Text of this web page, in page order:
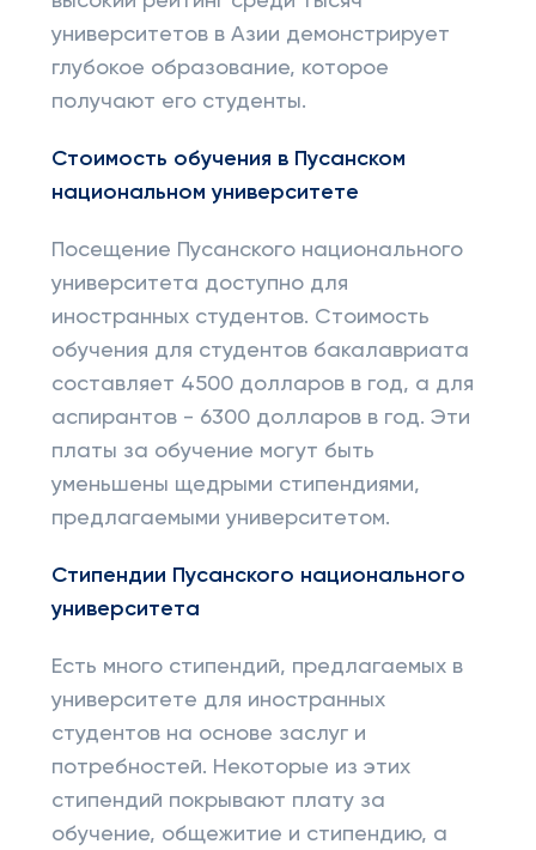
университетов в Азии демонстрирует
глубокое образование, которое
получают его студенты.
Стоимость обучения в Пусанском
национальном университете
Посещение Пусанского национального
университета доступно для
иностранных студентов. Стоимость
обучения для студентов бакалавриата
составляет 4500 долларов в год, а для
аспирантов - 6300 долларов в год. Эти
платы за обучение могут быть
уменьшены щедрыми стипендиями,
предлагаемыми университетом.
Стипендии Пусанского национального
университета
Есть много стипендий, предлагаемых в
университете для иностранных
студентов на основе заслуг и
потребностей. Некоторые из этих
стипендий покрывают плату за
обучение, общежитие и стипендию, а